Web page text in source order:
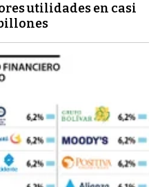
utilidades en casi